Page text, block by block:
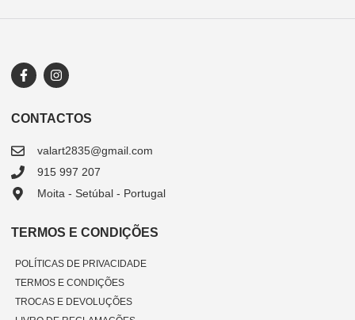
CONTACTOS
valart2835@gmail.com
915 997 207
Moita - Setúbal - Portugal
TERMOS E CONDIÇÕES
POLÍTICAS DE PRIVACIDADE
TERMOS E CONDIÇÕES
TROCAS E DEVOLUÇÕES